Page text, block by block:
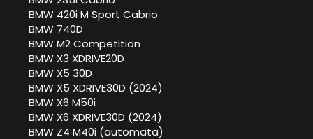
BMW 420i M Sport Cabrio
BMW 740D
BMW M2 Competition
BMW X3 XDRIVE20D
BMW X5 30D
BMW X5 XDRIVE30D (2024)
BMW X6 M50i
BMW X6 XDRIVE30D (2024)
BMW Z4 M40i (automata)